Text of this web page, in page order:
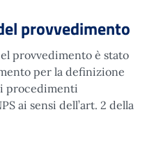
provvedimento
provvedimento è stato
per la definizione
procedimenti
ai sensi dell’art. 2 della